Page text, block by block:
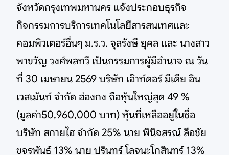
จังหวัดกรุงเทพมหานคร แจ้งประกอบธุรกิจ
กิจกรรมการบริการเทคโนโลยีสารสนเทศและ
คอมพิวเตอร์อื่นๆ ม.ร.ว. จุลรังษี ยุคล และ นางสาว
พาขวัญ วงศ์พลทวี เป็นกรรมการผู้มีอำนาจ ณ วัน
ที่ 30 เมษายน 2569 บริษัท เอ๊าท์ดอร์ มีเดีย อิน
เวสเม้นท์ จำกัด ฮ่องกง ถือหุ้นใหญ่สุด 49 %
(มูลค่า50,960,000 บาท) หุ้นที่เหลืออยู่ในชื่อ
บริษัท สกายไฮ จำกัด 25% นาย พินิจสรณ์ ลือชัย
ขจรพันธ์ 13% นาย ปรินทร์ โลจนะโกสินทร์ 13%